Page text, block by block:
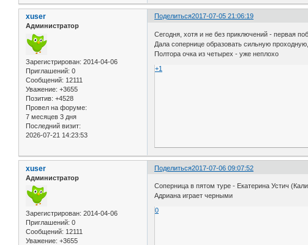
Поделиться2017-07-05 21:06:19
xuser
Администратор
Зарегистрирован: 2014-04-06
Приглашений: 0
Сообщений: 12111
Уважение: +3655
Позитив: +4528
Провел на форуме:
7 месяцев 3 дня
Последний визит:
2026-07-21 14:23:53
Сегодня, хотя и не без приключений - первая
Дала сопернице образовать сильную
Полтора очка из четырех - уже неплохо
+1
Поделиться2017-07-06 09:07:52
xuser
Администратор
Зарегистрирован: 2014-04-06
Приглашений: 0
Сообщений: 12111
Уважение: +3655
Соперница в пятом туре - Екатерина Устич
Адриана играет черными
0